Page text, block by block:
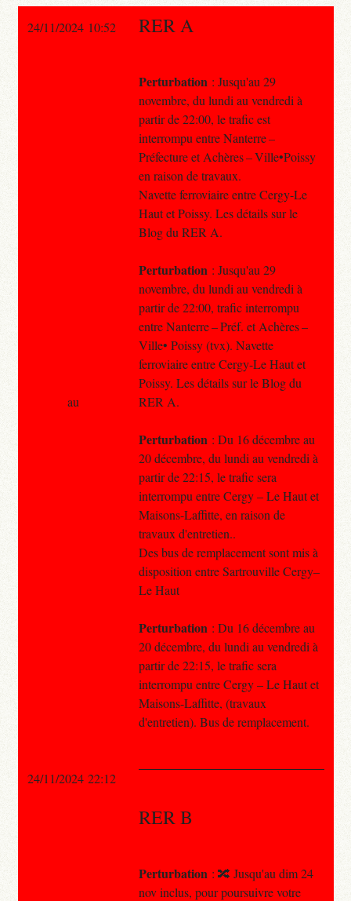
24/11/2024 10:52 RER A
Perturbation : Jusqu'au 29
novembre, du lundi au vendredi à
partir de 22:00, le trafic est
interrompu entre Nanterre –
Préfecture et Achères – Ville•Poissy
en raison de travaux.
Navette ferroviaire entre Cergy-Le
Haut et Poissy. Les détails sur le
Blog du RER A.
Perturbation : Jusqu'au 29
novembre, du lundi au vendredi à
partir de 22:00, trafic interrompu
entre Nanterre – Préf. et Achères –
Ville• Poissy (tvx). Navette
ferroviaire entre Cergy-Le Haut et
Poissy. Les détails sur le Blog du
RER A.
Perturbation : Du 16 décembre au
20 décembre, du lundi au vendredi à
partir de 22:15, le trafic sera
interrompu entre Cergy – Le Haut et
Maisons-Laffitte, en raison de
travaux d'entretien..
Des bus de remplacement sont mis à
disposition entre Sartrouville Cergy–
Le Haut
Perturbation : Du 16 décembre au
20 décembre, du lundi au vendredi à
partir de 22:15, le trafic sera
interrompu entre Cergy – Le Haut et
Maisons-Laffitte, (travaux
d'entretien). Bus de remplacement.
RER B
Perturbation : 🔀 Jusqu'au dim 24
nov inclus, pour poursuivre votre
au
24/11/2024 22:12